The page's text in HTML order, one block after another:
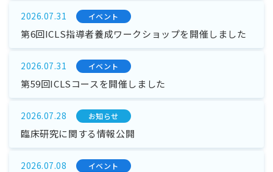
2026.07.31 イベント
第6回ICLS指導者養成ワークショップを開催しました
2026.07.31 イベント
第59回ICLSコースを開催しました
2026.07.28 お知らせ
臨床研究に関する情報公開
2026.07.08 イベント